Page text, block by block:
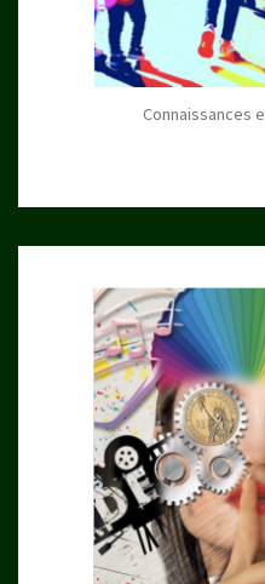
Connaissances